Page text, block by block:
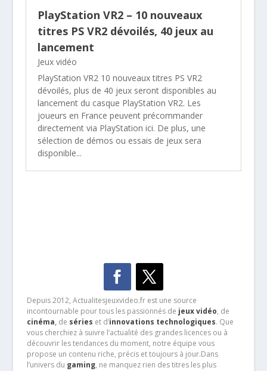
PlayStation VR2 – 10 nouveaux
titres PS VR2 dévoilés, 40 jeux au
lancement
Jeux vidéo
PlayStation VR2 10 nouveaux titres PS VR2
dévoilés, plus de 40 jeux seront disponibles au
lancement du casque PlayStation VR2. Les
joueurs en France peuvent précommander
directement via PlayStation ici. De plus, une
sélection de démos ou essais de jeux sera
disponible...
Depuis 2012, Actualitesjeuxvideo.fr est une source
incontournable pour tous les passionnés de jeux vidéo, de
cinéma,de séries et d’innovations technologiques. Que
vous cherchiez à suivre l’actualité des grandes licences ou à
découvrir les tendances du moment, notre équipe vous
propose un contenu riche, précis et toujours à jour.Dans
l’univers du gaming, ne manquez rien des titres les plus